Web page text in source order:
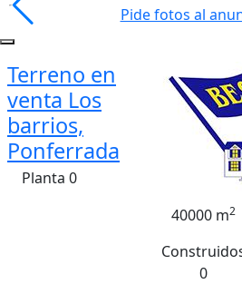
Pide fotos al
Terreno en
venta Los
barrios,
Ponferrada
Planta 0
40000 m2
0
This website may use its own and